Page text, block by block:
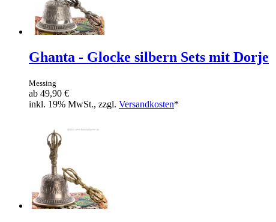
Ghanta - Glocke silbern Sets mit Dorje
Messing
ab 49,90 €
inkl. 19% MwSt., zzgl. Versandkosten*